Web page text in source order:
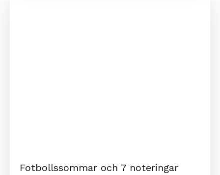
Fotbollssommar och 7 noteringar